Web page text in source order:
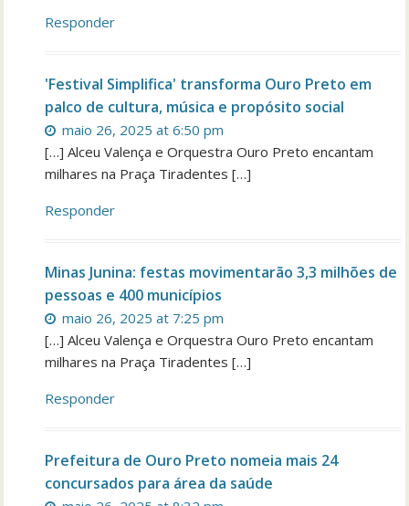
Responder
'Festival Simplifica' transforma Ouro Preto em
palco de cultura, música e propósito social
maio 26, 2025 at 6:50 pm
[…] Alceu Valença e Orquestra Ouro Preto encantam
milhares na Praça Tiradentes […]
Responder
Minas Junina: festas movimentarão 3,3 milhões de
pessoas e 400 municípios
maio 26, 2025 at 7:25 pm
[…] Alceu Valença e Orquestra Ouro Preto encantam
milhares na Praça Tiradentes […]
Responder
Prefeitura de Ouro Preto nomeia mais 24
concursados para área da saúde